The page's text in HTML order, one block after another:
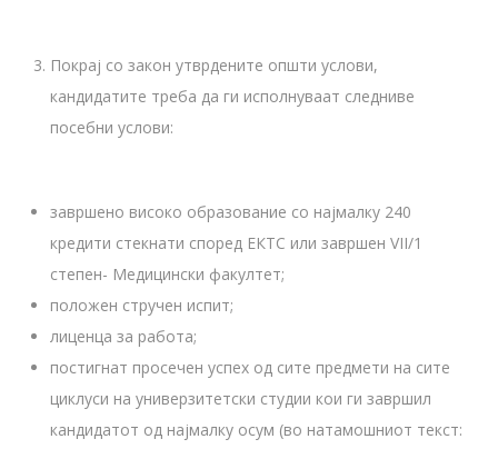
Покрај со закон утврдените општи услови,
кандидатите треба да ги исполнуваат следниве
посебни услови:
завршено високо образование со најмалку 240
кредити стекнати според ЕКТС или завршен VII/1
степен- Медицински факултет;
положен стручен испит;
лиценца за работа;
постигнат просечен успех од сите предмети на сите
циклуси на универзитетски студии кои ги завршил
кандидатот од најмалку осум (во натамошниот текст: